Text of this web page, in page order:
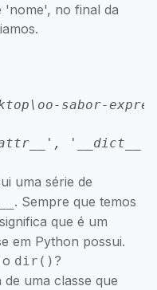
no final da
sabor-
uma série de
. Sempre que temos
que é um
em Python possui.
dir() ?
uma classe que